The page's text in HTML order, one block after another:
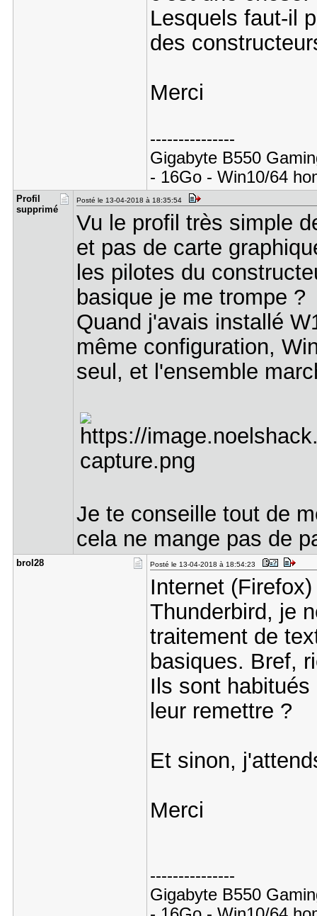
Lesquels faut-il
des
Merci
---------------
Gigabyte B550
- 16Go - Win10/64
Profil
sup​primé
Posté le 13-04-2018 à 18:35:54
Vu le profil très simple
et pas de carte
les pilotes du
basique je me trompe ?
Quand j'avais installé
même configuration,
seul, et l'ensemble
Je te conseille tout de
cela ne mange pas de
brol28 Posté le 13-04-2018 à 18:54:23
Internet
Thunderbird, je
traitement de
basiques. Bref,
Ils sont
leur remettre ?
Et sinon,
Merci
---------------
Gigabyte B550